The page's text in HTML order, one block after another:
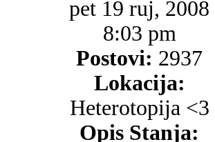
pet 19 ruj, 2008
8:03 pm
Postovi: 2937
Lokacija:
Heterotopija <3
Opis Stanja: